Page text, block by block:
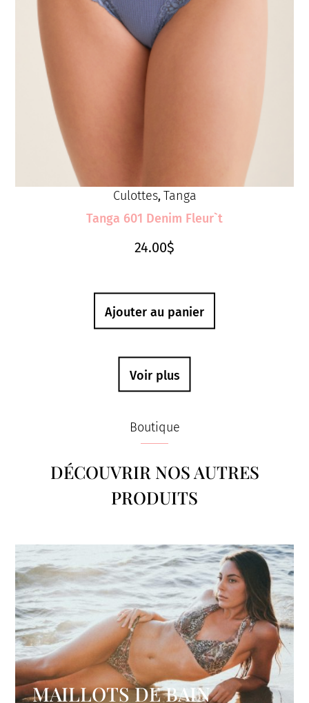
Culottes, Tanga
Tanga 601 Denim Fleur`t
24.00$
Ajouter au panier
Voir plus
Boutique
DÉCOUVRIR NOS AUTRES
PRODUITS
MAILLOTS DE BAIN